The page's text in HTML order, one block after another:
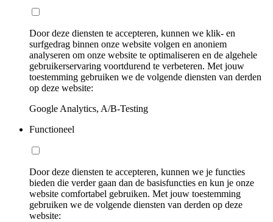
Door deze diensten te accepteren, kunnen we klik- en
surfgedrag binnen onze website volgen en anoniem
analyseren om onze website te optimaliseren en de algehele
gebruikerservaring voortdurend te verbeteren. Met jouw
toestemming gebruiken we de volgende diensten van derden
op deze website:
Google Analytics, A/B-Testing
Functioneel
Door deze diensten te accepteren, kunnen we je functies
bieden die verder gaan dan de basisfuncties en kun je onze
website comfortabel gebruiken. Met jouw toestemming
gebruiken we de volgende diensten van derden op deze
website: